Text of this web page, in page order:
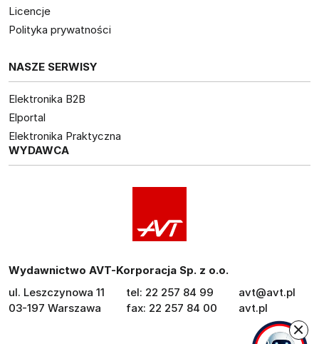
Licencje
Polityka prywatności
NASZE SERWISY
Elektronika B2B
Elportal
Elektronika Praktyczna
WYDAWCA
Wydawnictwo AVT-Korporacja Sp. z o.o.
ul. Leszczynowa 11
03-197 Warszawa
tel: 22 257 84 99
fax: 22 257 84 00
avt@avt.pl
avt.pl